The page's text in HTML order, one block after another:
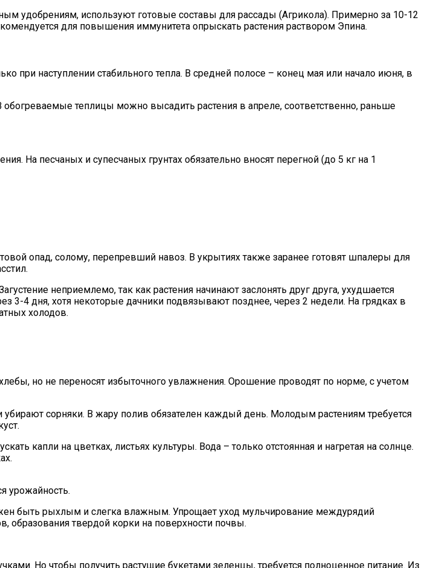
удобрениям, используют готовые составы для рассады (Агрикола). Примерно за 10-12
для повышения иммунитета опрыскать растения раствором Эпина.
наступлении стабильного тепла. В средней полосе – конец мая или начало июня, в
теплицы можно высадить растения в апреле, соответственно, раньше
На песчаных и супесчаных грунтах обязательно вносят перегной (до 5 кг на 1
опад, солому, перепревший навоз. В укрытиях также заранее готовят шпалеры для
неприемлемо, так как растения начинают заслонять друг друга, ухудшается
3-4 дня, хотя некоторые дачники подвязывают позднее, через 2 недели. На грядках в
холодов.
но не переносят избыточного увлажнения. Орошение проводят по норме, с учетом
сорняки. В жару полив обязателен каждый день. Молодым растениям требуется
капли на цветках, листьях культуры. Вода – только отстоянная и нагретая на солнце.
урожайность.
быть рыхлым и слегка влажным. Упрощает уход мульчирование междурядий
образования твердой корки на поверхности почвы.
Но чтобы получить растущие букетами зеленцы, требуется полноценное питание. Из